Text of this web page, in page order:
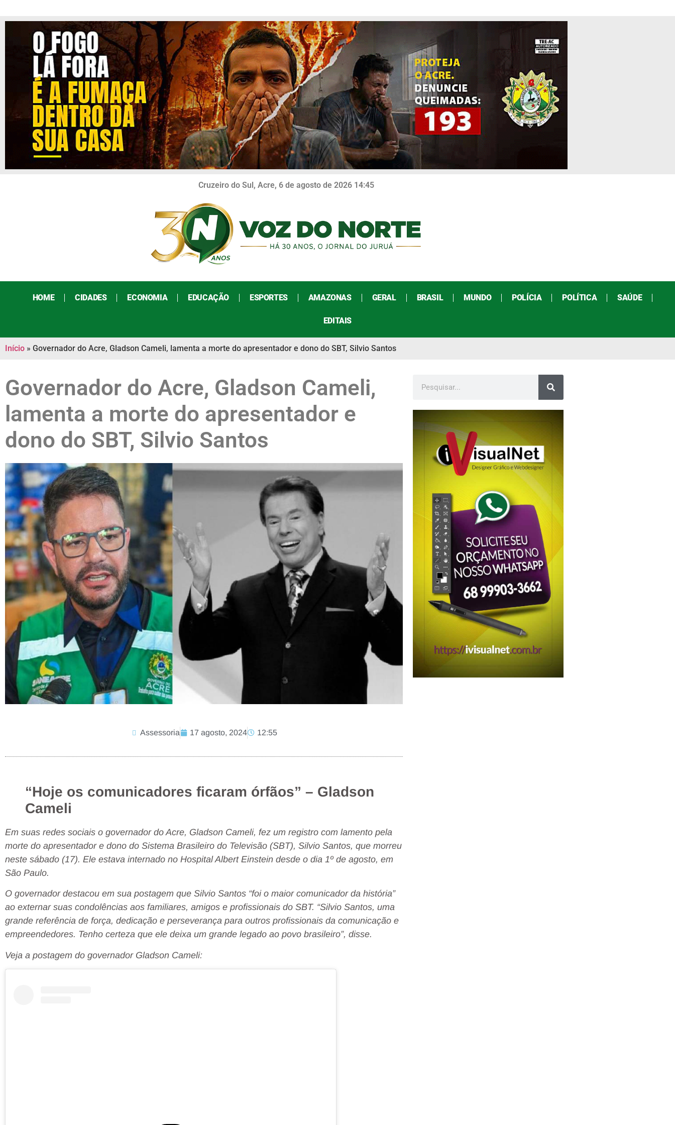
Cruzeiro do Sul, Acre, 6 de agosto de 2026 14:45
HOME CIDADES ECONOMIA EDUCAÇÃO ESPORTES AMAZONAS GERAL BRASIL MUNDO POLÍCIA POLÍTICA SAÚDE
EDITAIS
Início » Governador do Acre, Gladson Cameli, lamenta a morte do apresentador e dono do SBT, Silvio Santos
Governador do Acre, Gladson Cameli,
lamenta a morte do apresentador e
dono do SBT, Silvio Santos
Assessoria 17 agosto, 2024 12:55
“Hoje os comunicadores ficaram órfãos” – Gladson
Cameli
Em suas redes sociais o governador do Acre, Gladson Cameli, fez um registro com lamento pela
morte do apresentador e dono do Sistema Brasileiro do Televisão (SBT), Silvio Santos, que morreu
neste sábado (17). Ele estava internado no Hospital Albert Einstein desde o dia 1º de agosto, em
São Paulo.
O governador destacou em sua postagem que Silvio Santos “foi o maior comunicador da história”
ao externar suas condolências aos familiares, amigos e profissionais do SBT. “Silvio Santos, uma
grande referência de força, dedicação e perseverança para outros profissionais da comunicação e
empreendedores. Tenho certeza que ele deixa um grande legado ao povo brasileiro”, disse.
Veja a postagem do governador Gladson Cameli: